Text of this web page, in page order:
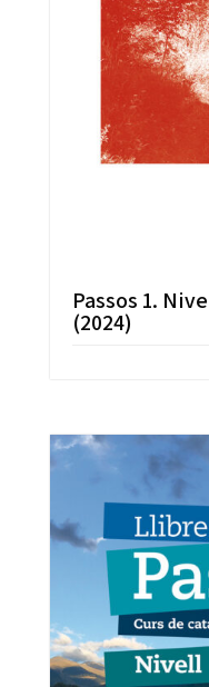
Passos 1.
(2024)